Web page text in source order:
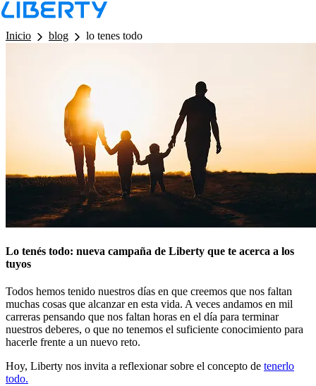
LB - Barra de Navegacion
Inicio
blog lo tenes todo
Lo tenés todo: nueva campaña de Liberty que te acerca a los
tuyos
Todos hemos tenido nuestros días en que creemos que nos faltan
muchas cosas que alcanzar en esta vida. A veces andamos en mil
carreras pensando que nos faltan horas en el día para terminar
nuestros deberes, o que no tenemos el suficiente conocimiento para
hacerle frente a un nuevo reto.
Hoy, Liberty nos invita a reflexionar sobre el concepto de tenerlo
todo.